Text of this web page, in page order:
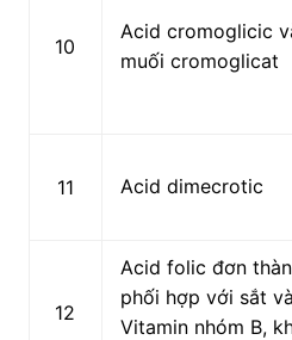
10
Acid cromoglicic
muối cromoglicat
11 Acid dimecrotic
12
Acid folic đơn
phối hợp với sắt
Vitamin nhóm B,